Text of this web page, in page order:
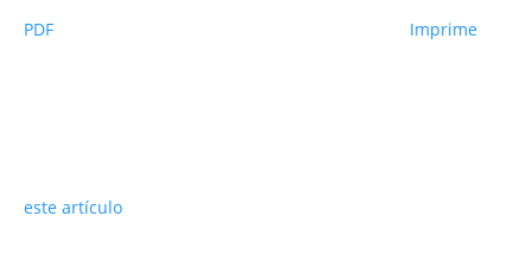
PDF Imprime
este artículo